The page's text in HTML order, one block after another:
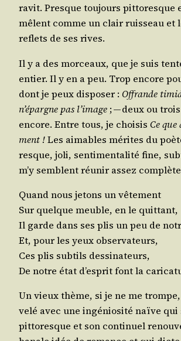
ravit. Presque tou­jours pit­to­resque
mêlent comme un clair ruis­seau et
reflets de ses rives.
Il y a des mor­ceaux, que je suis
entier. Il y en a peu. Trop encore
dont je peux dis­po­ser : Offrande
n’é­pargne pas l’i­mage ; — deux ou
encore. Entre tous, je choi­sis Ce
ment !Les aimables mérites du
resque, joli, sen­ti­men­ta­li­té fine,
m’y semblent réunir assez
Quand nous jetons un vêtement
Sur quelque meuble, en le quittant,
Il garde dans ses plis un peu de
Et, pour les yeux observateurs,
Ces plis sub­tils dessinateurs,
De notre état d’es­prit font la
Un vieux thème, si je ne me
ve­lé avec une ingé­nio­si­té naïve qui
pit­to­resque et son conti­nuel